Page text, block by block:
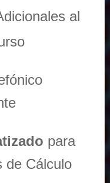
al
para
de Cálculo